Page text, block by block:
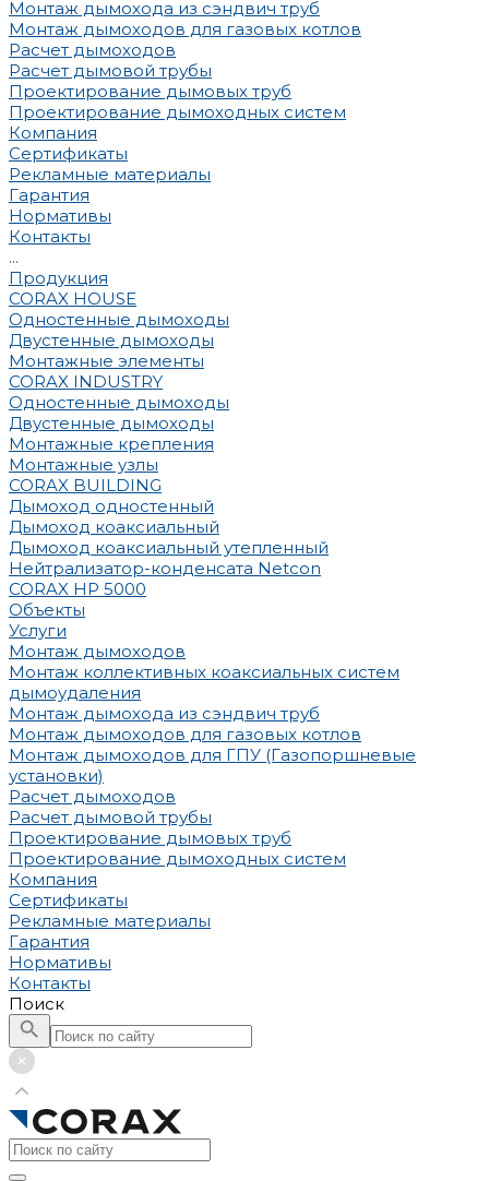
Монтаж дымохода из сэндвич труб
Монтаж дымоходов для газовых котлов
Расчет дымоходов
Расчет дымовой трубы
Проектирование дымовых труб
Проектирование дымоходных систем
Компания
Сертификаты
Рекламные материалы
Гарантия
Нормативы
Контакты
...
Продукция
CORAX HOUSE
Одностенные дымоходы
Двустенные дымоходы
Монтажные элементы
CORAX INDUSTRY
Одностенные дымоходы
Двустенные дымоходы
Монтажные крепления
Монтажные узлы
CORAX BUILDING
Дымоход одностенный
Дымоход коаксиальный
Дымоход коаксиальный утепленный
Нейтрализатор-конденсата Netcon
CORAX HP 5000
Объекты
Услуги
Монтаж дымоходов
Монтаж коллективных коаксиальных систем
дымоудаления
Монтаж дымохода из сэндвич труб
Монтаж дымоходов для газовых котлов
Монтаж дымоходов для ГПУ (Газопоршневые
установки)
Расчет дымоходов
Расчет дымовой трубы
Проектирование дымовых труб
Проектирование дымоходных систем
Компания
Сертификаты
Рекламные материалы
Гарантия
Нормативы
Контакты
Поиск